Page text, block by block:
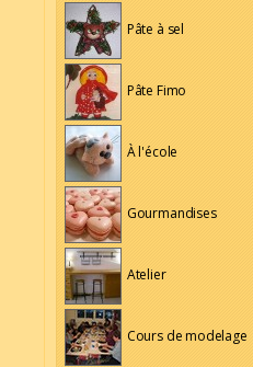
Pâte à sel
Pâte Fimo
À l'école
Gourmandises
Atelier
Cours de modelage